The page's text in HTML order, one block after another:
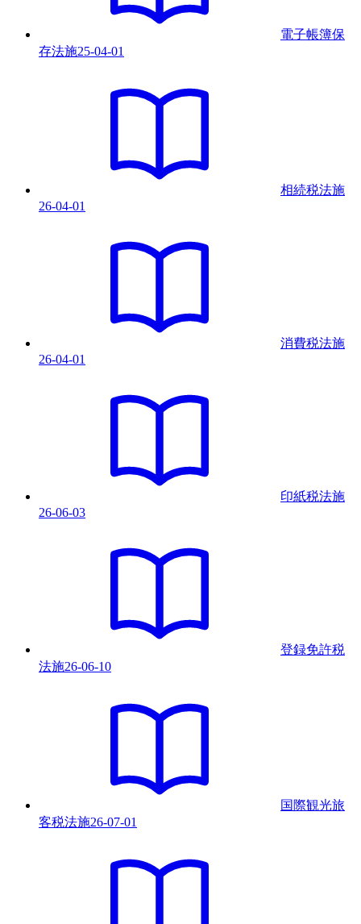
電子帳簿保
存法施25-04-01
相続税法施
26-04-01
消費税法施
26-04-01
印紙税法施
26-06-03
登録免許税
法施26-06-10
国際観光旅
客税法施26-07-01